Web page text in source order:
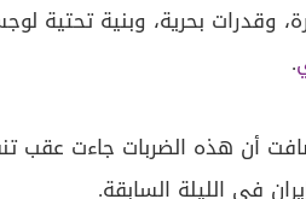
وقدرات بحرية، وبنية تحتية
.
أن هذه الضربات جاءت عقب
في الليلة السابقة.